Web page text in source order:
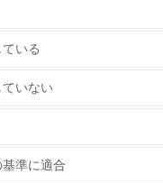
証して次の活動に活かして
いる
いない
準に適合